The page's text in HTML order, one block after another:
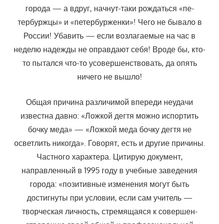
города — а вдруг, начнут-таки рождаться «пе­
тербуржцы» и «петербурженки»! Чего не бывало в
России! Убавить — ес­ли возлагаемые на час в
неделю надежды не оправдают себя! Вроде бы, кто-
то пытался что-то усовершенствовать, да опять
ничего не вы­шло!
Общая причина различимой впереди неудачи
известна давно: «Ложкой дегтя можно испортить
бочку меда» — «Ложкой меда бочку дегтя не
осветлить никогда». Говорят, есть и другие причины.
Частного харак­тера. Цитирую документ,
направленный в 1995 году в учебные заведе­ния
города: «позитивные изменения могут быть
достигнуты при усло­вии, если сам учитель —
творческая личность, стремящаяся к совершен­